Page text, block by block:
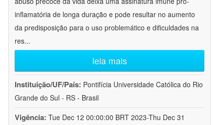
inflamatória de longa duração e pode resultar no aumento
da predisposição para o uso problemático e dificuldades na
res...
leia mais
Instituição/UF/País: Pontifícia Universidade Católica do Rio
Grande do Sul - RS - Brasil
Vigência: Tue Dec 12 00:00:00 BRT 2023-Thu Dec 31